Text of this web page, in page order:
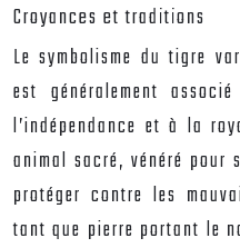
Croyances et traditions
Le symbolisme du tigre
est généralement
l’indépendance et à la
animal sacré, vénéré
protéger contre les
tant que pierre portant le